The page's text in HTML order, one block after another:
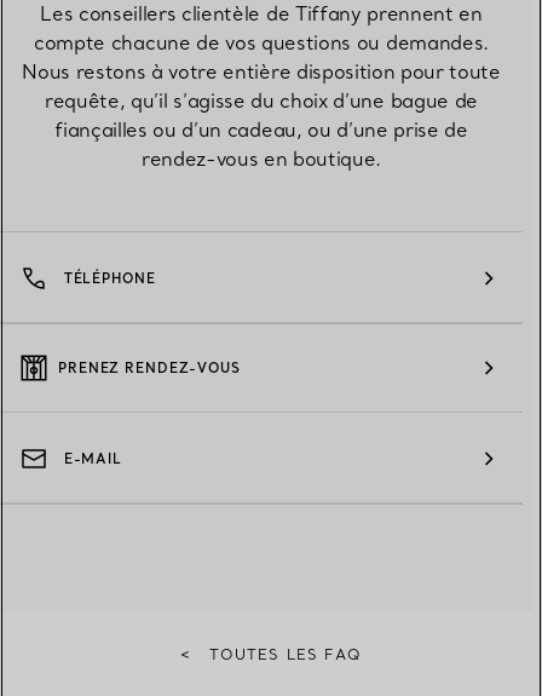
Les conseillers clientèle de Tiffany prennent en
compte chacune de vos questions ou demandes.
Nous restons à votre entière disposition pour toute
requête, qu’il s’agisse du choix d’une bague de
fiançailles ou d’un cadeau, ou d’une prise de
rendez-vous en boutique.
TÉLÉPHONE
PRENEZ RENDEZ-VOUS
E-MAIL
< TOUTES LES FAQ